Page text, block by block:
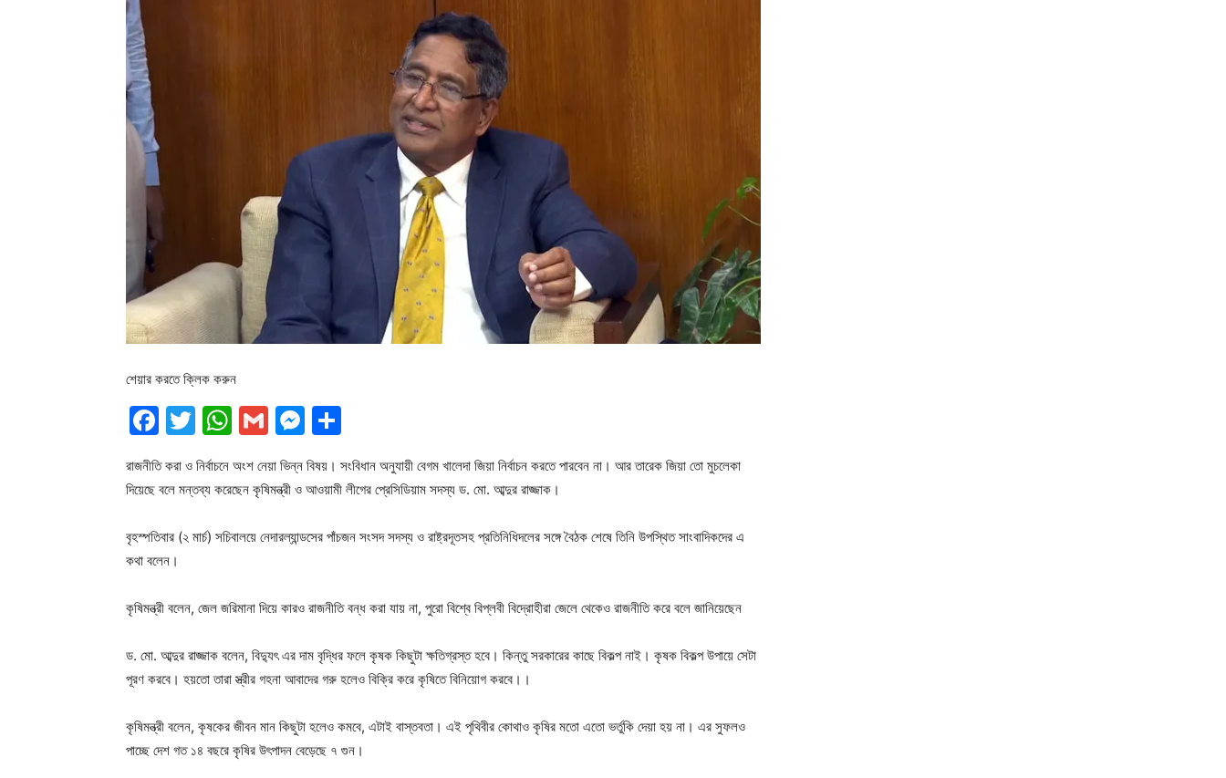
শেয়ার করতে ক্লিক করুন
Facebook
Twitter
WhatsApp
GmailMessenger
রাজনীতি করা ও নির্বাচনে অংশ নেয়া ভিন্ন বিষয়। সংবিধান অনুযায়ী বেগম খালেদা জিয়া নির্বাচন করতে পারবেন না। আর তারেক জিয়া তো মুচলেকা
দিয়েছে বলে মন্তব্য করেছেন কৃষিমন্ত্রী ও আওয়ামী লীগের প্রেসিডিয়াম সদস্য ড. মো. আব্দুর রাজ্জাক।
বৃহস্পতিবার (২ মার্চ) সচিবালয়ে নেদারল্যান্ডসের পাঁচজন সংসদ সদস্য ও রাষ্ট্রদূতসহ প্রতিনিধিদলের সঙ্গে বৈঠক শেষে তিনি উপস্থিত সাংবাদিকদের এ
কথা বলেন।
কৃষিমন্ত্রী বলেন, জেল জরিমানা দিয়ে কারও রাজনীতি বন্ধ করা যায় না, পুরো বিশ্বে বিপ্লবী বিদ্রোহীরা জেলে থেকেও রাজনীতি করে বলে জানিয়েছেন
ড. মো. আব্দুর রাজ্জাক বলেন, বিদ্যুৎ এর দাম বৃদ্ধির ফলে কৃষক কিছুটা ক্ষতিগ্রস্ত হবে। কিন্তু সরকারের কাছে বিকল্প নাই। কৃষক বিকল্প উপায়ে সেটা
পূরণ করবে। হয়তো তারা স্ত্রীর গহনা আবাদের গরু হলেও বিক্রি করে কৃষিতে বিনিয়োগ করবে।।
কৃষিমন্ত্রী বলেন, কৃষকের জীবন মান কিছুটা হলেও কমবে, এটাই বাস্তবতা। এই পৃথিবীর কোথাও কৃষির মতো এতো ভর্তুকি দেয়া হয় না। এর সুফলও
পাচ্ছে দেশ গত ১৪ বছরে কৃষির উৎপাদন বেড়েছে ৭ গুন।